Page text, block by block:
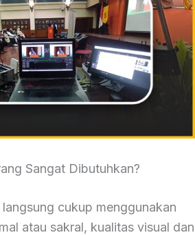
Sangat Dibutuhkan?
cukup menggunakan
atau sakral, kualitas visual dan